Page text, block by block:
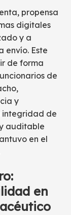
propensa
digitales
y a
envío. Este
de forma
de
y
integridad de
auditable
en el
en